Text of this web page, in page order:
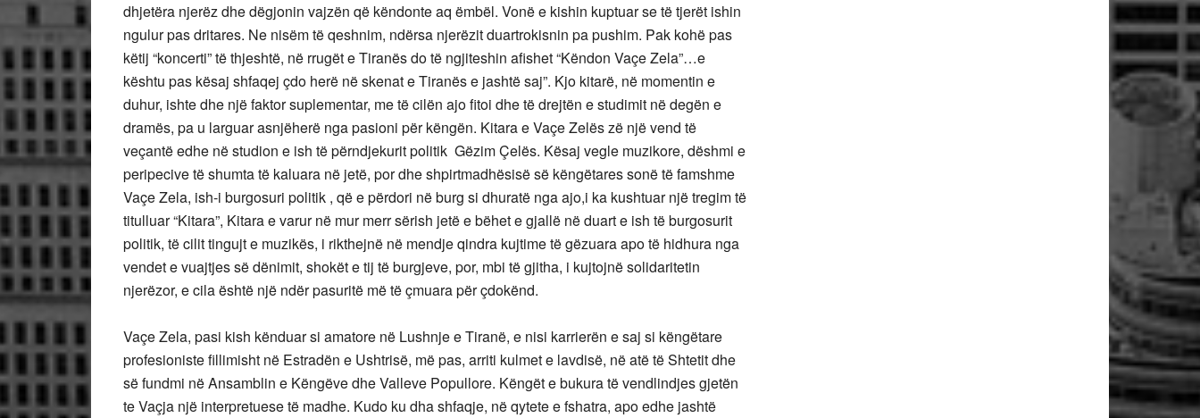
dhjetëra njerëz dhe dëgjonin vajzën që këndonte aq ëmbël. Vonë e kishin kuptuar se të tjerët ishin
ngulur pas dritares. Ne nisëm të qeshnim, ndërsa njerëzit duartrokisnin pa pushim. Pak kohë pas
këtij “koncerti” të thjeshtë, në rrugët e Tiranës do të ngjiteshin afishet “Këndon Vaçe Zela”…e
kështu pas kësaj shfaqej çdo herë në skenat e Tiranës e jashtë saj”. Kjo kitarë, në momentin e
duhur, ishte dhe një faktor suplementar, me të cilën ajo fitoi dhe të drejtën e studimit në degën e
dramës, pa u larguar asnjëherë nga pasioni për këngën. Kitara e Vaçe Zelës zë një vend të
veçantë edhe në studion e ish të përndjekurit politik Gëzim Çelës. Kësaj vegle muzikore, dëshmi e
peripecive të shumta të kaluara në jetë, por dhe shpirtmadhësisë së këngëtares sonë të famshme
Vaçe Zela, ish-i burgosuri politik , që e përdori në burg si dhuratë nga ajo,i ka kushtuar një tregim të
titulluar “Kitara”, Kitara e varur në mur merr sërish jetë e bëhet e gjallë në duart e ish të burgosurit
politik, të cilit tingujt e muzikës, i rikthejnë në mendje qindra kujtime të gëzuara apo të hidhura nga
vendet e vuajtjes së dënimit, shokët e tij të burgjeve, por, mbi të gjitha, i kujtojnë solidaritetin
njerëzor, e cila është një ndër pasuritë më të çmuara për çdokënd.
Vaçe Zela, pasi kish kënduar si amatore në Lushnje e Tiranë, e nisi karrierën e saj si këngëtare
profesioniste fillimisht në Estradën e Ushtrisë, më pas, arriti kulmet e lavdisë, në atë të Shtetit dhe
së fundmi në Ansamblin e Këngëve dhe Valleve Popullore. Këngët e bukura të vendlindjes gjetën
te Vaçja një interpretuese të madhe. Kudo ku dha shfaqje, në qytete e fshatra, apo edhe jashtë